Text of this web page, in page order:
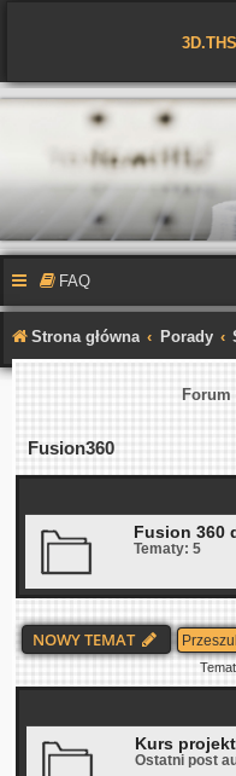
FAQ
Strona główna Porady
Forum
Fusion360
Fusion 360
Tematy: 5
NOWY TEMAT
Kurs
Ostatni post